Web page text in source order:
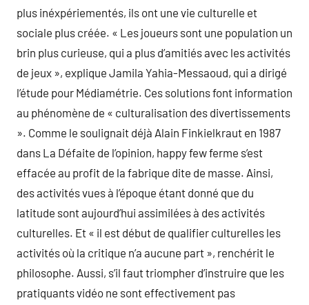
plus inéxpériementés, ils ont une vie culturelle et
sociale plus créée. « Les joueurs sont une population un
brin plus curieuse, qui a plus d’amitiés avec les activités
de jeux », explique Jamila Yahia-Messaoud, qui a dirigé
l’étude pour Médiamétrie. Ces solutions font information
au phénomène de « culturalisation des divertissements
». Comme le soulignait déjà Alain Finkielkraut en 1987
dans La Défaite de l’opinion, happy few ferme s’est
effacée au profit de la fabrique dite de masse. Ainsi,
des activités vues à l’époque étant donné que du
latitude sont aujourd’hui assimilées à des activités
culturelles. Et « il est début de qualifier culturelles les
activités où la critique n’a aucune part », renchérit le
philosophe. Aussi, s’il faut triompher d’instruire que les
pratiquants vidéo ne sont effectivement pas